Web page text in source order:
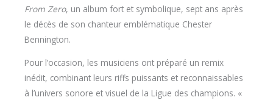
From Zero, un album fort et symbolique, sept ans après
le décès de son chanteur emblématique Chester
Bennington.
Pour l’occasion, les musiciens ont préparé un remix
inédit, combinant leurs riffs puissants et reconnaissables
à l’univers sonore et visuel de la Ligue des champions. «